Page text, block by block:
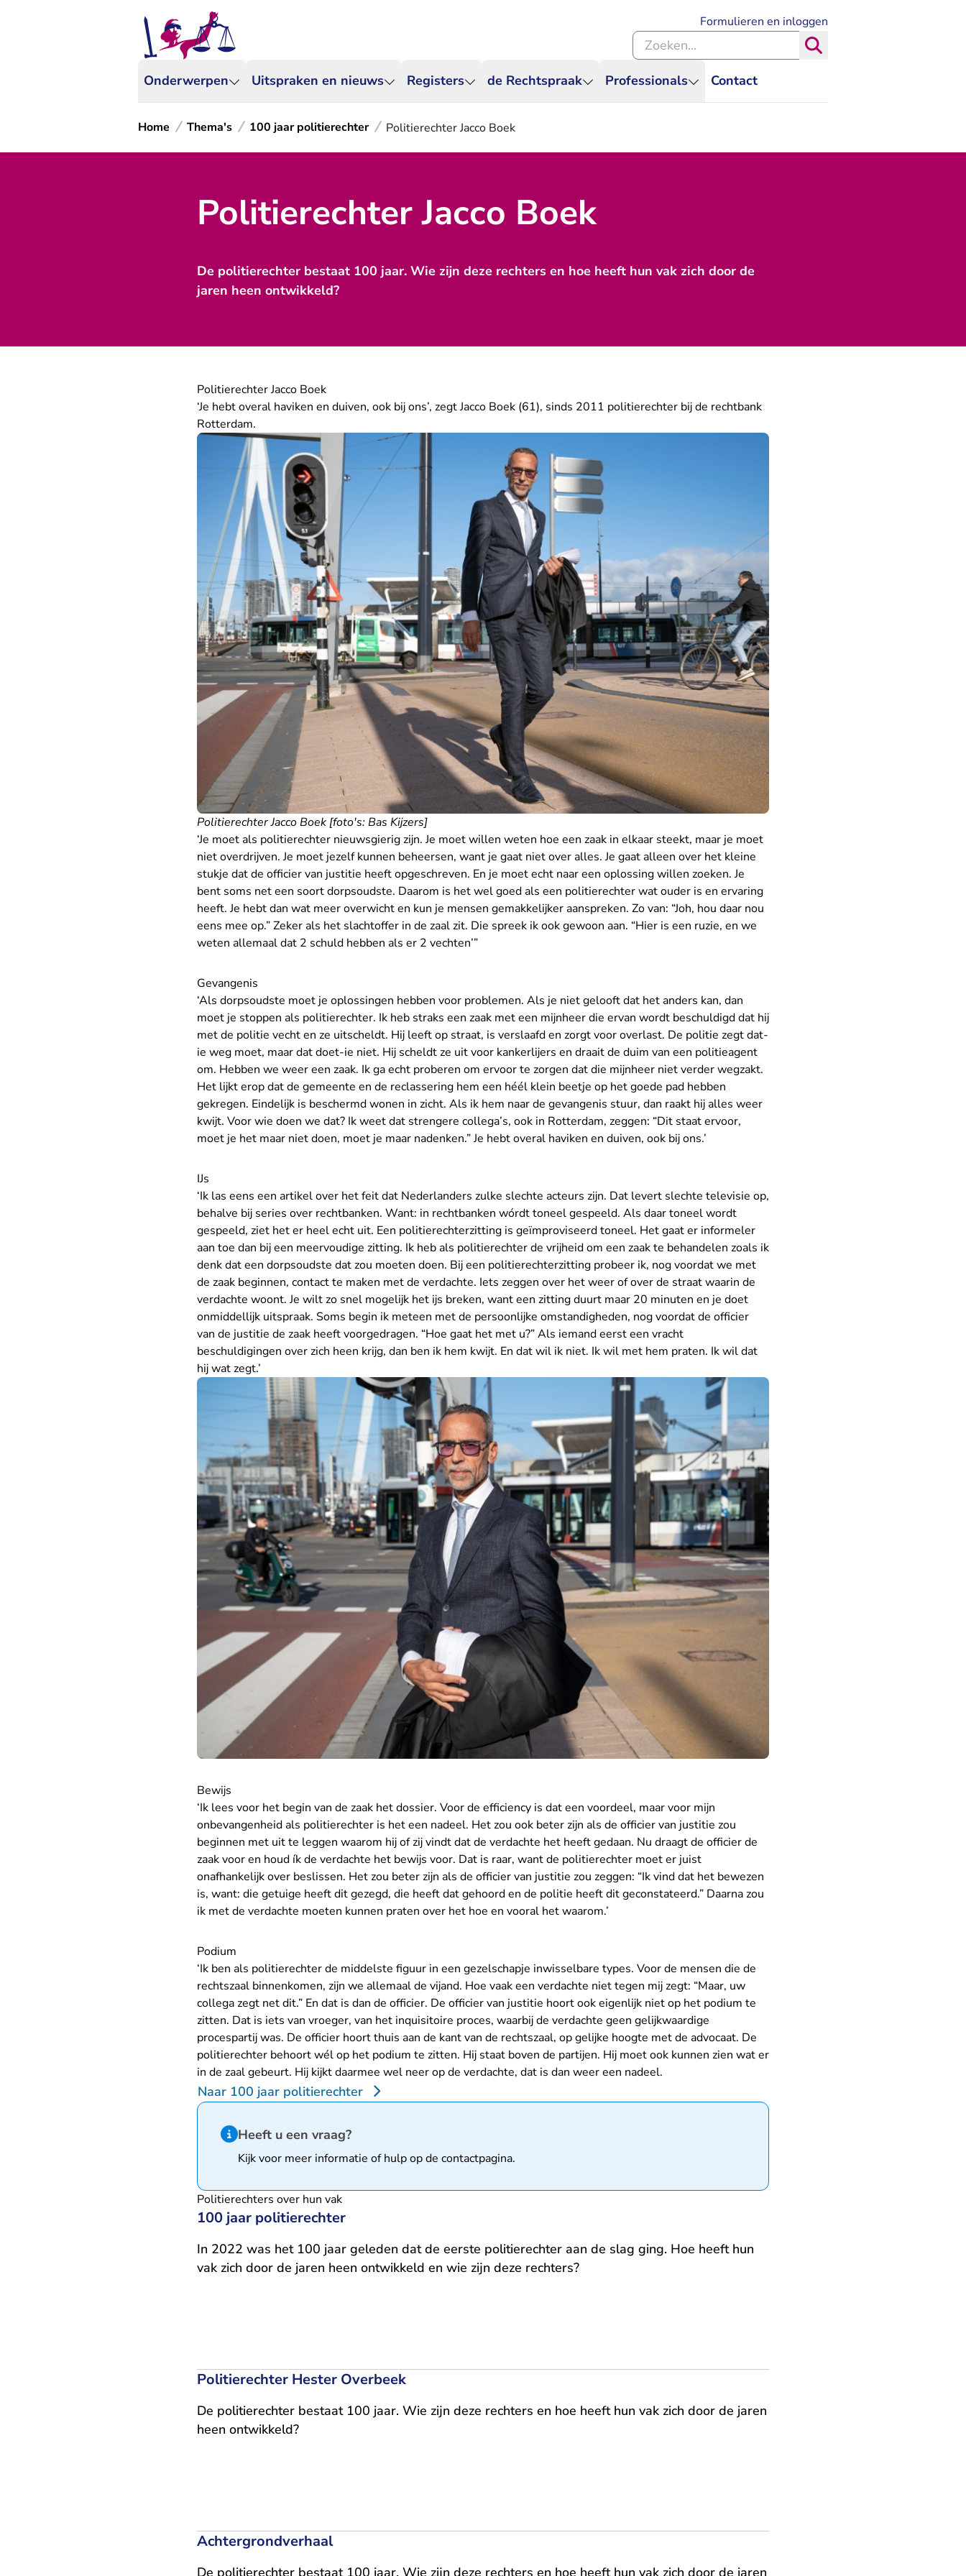
Onderwerpen Uitspraken en nieuws Registers de Rechtspraak Professionals Contact
Formulieren en inloggen
Zoeken binnen de Rechtspraak
Home Thema's 100 jaar politierechter Politierechter Jacco Boek
Politierechter Jacco Boek
De politierechter bestaat 100 jaar. Wie zijn deze rechters en hoe heeft hun vak zich door de
jaren heen ontwikkeld?
Politierechter Jacco Boek
‘Je hebt overal haviken en duiven, ook bij ons’, zegt Jacco Boek (61), sinds 2011 politierechter bij de rechtbank
Rotterdam.
Politierechter Jacco Boek [foto's: Bas Kijzers]
‘Je moet als politierechter nieuwsgierig zijn. Je moet willen weten hoe een zaak in elkaar steekt, maar je moet
niet overdrijven. Je moet jezelf kunnen beheersen, want je gaat niet over alles. Je gaat alleen over het kleine
stukje dat de officier van justitie heeft opgeschreven. En je moet echt naar een oplossing willen zoeken. Je
bent soms net een soort dorpsoudste. Daarom is het wel goed als een politierechter wat ouder is en ervaring
heeft. Je hebt dan wat meer overwicht en kun je mensen gemakkelijker aanspreken. Zo van: “Joh, hou daar nou
eens mee op.” Zeker als het slachtoffer in de zaal zit. Die spreek ik ook gewoon aan. “Hier is een ruzie, en we
weten allemaal dat 2 schuld hebben als er 2 vechten’”
Gevangenis
‘Als dorpsoudste moet je oplossingen hebben voor problemen. Als je niet gelooft dat het anders kan, dan
moet je stoppen als politierechter. Ik heb straks een zaak met een mijnheer die ervan wordt beschuldigd dat hij
met de politie vecht en ze uitscheldt. Hij leeft op straat, is verslaafd en zorgt voor overlast. De politie zegt dat-
ie weg moet, maar dat doet-ie niet. Hij scheldt ze uit voor kankerlijers en draait de duim van een politieagent
om. Hebben we weer een zaak. Ik ga echt proberen om ervoor te zorgen dat die mijnheer niet verder wegzakt.
Het lijkt erop dat de gemeente en de reclassering hem een héél klein beetje op het goede pad hebben
gekregen. Eindelijk is beschermd wonen in zicht. Als ik hem naar de gevangenis stuur, dan raakt hij alles weer
kwijt. Voor wie doen we dat? Ik weet dat strengere collega’s, ook in Rotterdam, zeggen: “Dit staat ervoor,
moet je het maar niet doen, moet je maar nadenken.” Je hebt overal haviken en duiven, ook bij ons.’
IJs
‘Ik las eens een artikel over het feit dat Nederlanders zulke slechte acteurs zijn. Dat levert slechte televisie op,
behalve bij series over rechtbanken. Want: in rechtbanken wórdt toneel gespeeld. Als daar toneel wordt
gespeeld, ziet het er heel echt uit. Een politierechterzitting is geïmproviseerd toneel. Het gaat er informeler
aan toe dan bij een meervoudige zitting. Ik heb als politierechter de vrijheid om een zaak te behandelen zoals ik
denk dat een dorpsoudste dat zou moeten doen. Bij een politierechterzitting probeer ik, nog voordat we met
de zaak beginnen, contact te maken met de verdachte. Iets zeggen over het weer of over de straat waarin de
verdachte woont. Je wilt zo snel mogelijk het ijs breken, want een zitting duurt maar 20 minuten en je doet
onmiddellijk uitspraak. Soms begin ik meteen met de persoonlijke omstandigheden, nog voordat de officier
van de justitie de zaak heeft voorgedragen. “Hoe gaat het met u?” Als iemand eerst een vracht
beschuldigingen over zich heen krijg, dan ben ik hem kwijt. En dat wil ik niet. Ik wil met hem praten. Ik wil dat
hij wat zegt.’
Bewijs
‘Ik lees voor het begin van de zaak het dossier. Voor de efficiency is dat een voordeel, maar voor mijn
onbevangenheid als politierechter is het een nadeel. Het zou ook beter zijn als de officier van justitie zou
beginnen met uit te leggen waarom hij of zij vindt dat de verdachte het heeft gedaan. Nu draagt de officier de
zaak voor en houd ík de verdachte het bewijs voor. Dat is raar, want de politierechter moet er juist
onafhankelijk over beslissen. Het zou beter zijn als de officier van justitie zou zeggen: “Ik vind dat het bewezen
is, want: die getuige heeft dit gezegd, die heeft dat gehoord en de politie heeft dit geconstateerd.” Daarna zou
ik met de verdachte moeten kunnen praten over het hoe en vooral het waarom.’
Podium
‘Ik ben als politierechter de middelste figuur in een gezelschapje inwisselbare types. Voor de mensen die de
rechtszaal binnenkomen, zijn we allemaal de vijand. Hoe vaak een verdachte niet tegen mij zegt: “Maar, uw
collega zegt net dit.” En dat is dan de officier. De officier van justitie hoort ook eigenlijk niet op het podium te
zitten. Dat is iets van vroeger, van het inquisitoire proces, waarbij de verdachte geen gelijkwaardige
procespartij was. De officier hoort thuis aan de kant van de rechtszaal, op gelijke hoogte met de advocaat. De
politierechter behoort wél op het podium te zitten. Hij staat boven de partijen. Hij moet ook kunnen zien wat er
in de zaal gebeurt. Hij kijkt daarmee wel neer op de verdachte, dat is dan weer een nadeel.
Naar 100 jaar politierechter
Hint van type informatie
Heeft u een vraag?
Kijk voor meer informatie of hulp op de contactpagina.
Politierechters over hun vak
100 jaar politierechter
In 2022 was het 100 jaar geleden dat de eerste politierechter aan de slag ging. Hoe heeft hun
vak zich door de jaren heen ontwikkeld en wie zijn deze rechters?
Politierechter Hester Overbeek
De politierechter bestaat 100 jaar. Wie zijn deze rechters en hoe heeft hun vak zich door de jaren
heen ontwikkeld?
Achtergrondverhaal
De politierechter bestaat 100 jaar. Wie zijn deze rechters en hoe heeft hun vak zich door de jaren